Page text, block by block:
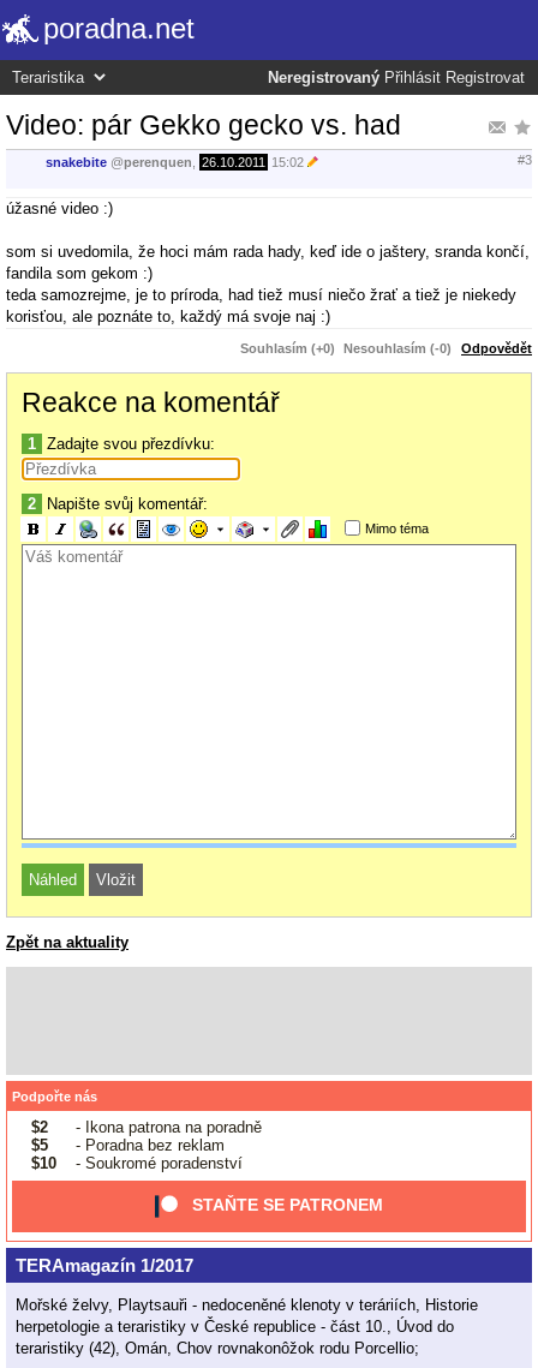
poradna.net
Neregistrovaný Přihlásit Registrovat
Video: pár Gekko gecko vs. had
snakebite @perenquen 26.10.2011 15:02 #3
úžasné video :)
som si uvedomila, že hoci mám rada hady, keď ide o jaštery, sranda končí,
fandila som gekom :)
teda samozrejme, je to príroda, had tiež musí niečo žrať a tiež je niekedy
korisťou, ale poznáte to, každý má svoje naj :)
Souhlasím (+0) Nesouhlasím (-0) Odpovědět
Reakce na komentář
1 Zadajte svou přezdívku:
2 Napište svůj komentář:
Mimo téma
Zpět na aktuality
Podpořte nás
$2
- Ikona patrona na poradně
$5
- Poradna bez reklam
$10
- Soukromé poradenství
STAŇTE SE PATRONEM
TERAmagazín 1/2017
Mořské želvy, Playtsauři - nedoceněné klenoty v teráriích, Historie
herpetologie a teraristiky v České republice - část 10., Úvod do
teraristiky (42), Omán, Chov rovnakonôžok rodu Porcellio;